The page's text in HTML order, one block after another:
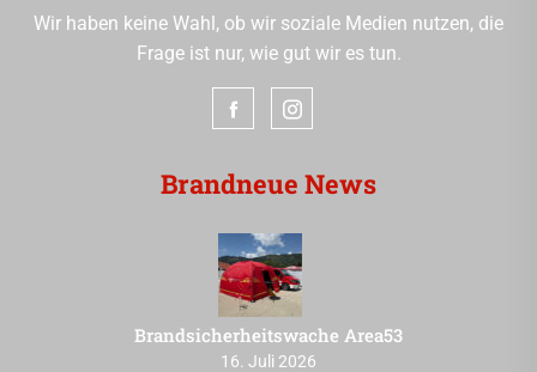
Wir haben keine Wahl, ob wir soziale Medien nutzen, die
Frage ist nur, wie gut wir es tun.
Brandneue News
Brandsicherheitswache Area53
16. Juli 2026